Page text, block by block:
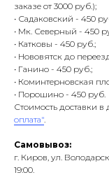
заказе от 3000 руб.);
• Садаковский - 450
• Мк. Северный - 450
• Катковы - 450 руб.;
• Нововятск до
• Ганино - 450 руб.;
• Коминтерновская
• Порошино - 450 руб.
Стоимость доставки
оплата".
Самовывоз:
г. Киров, ул.
19:00.